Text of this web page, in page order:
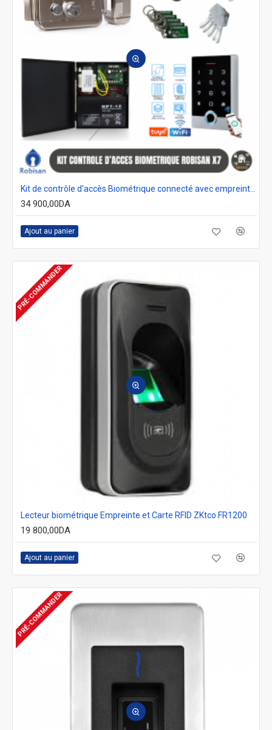
34 900,00DA
Ajout au panier
PRÉ-COMMANDER
Lecteur biométrique Empreinte et Carte RFID ZKtco FR1200
19 800,00DA
Ajout au panier
PRÉ-COMMANDER